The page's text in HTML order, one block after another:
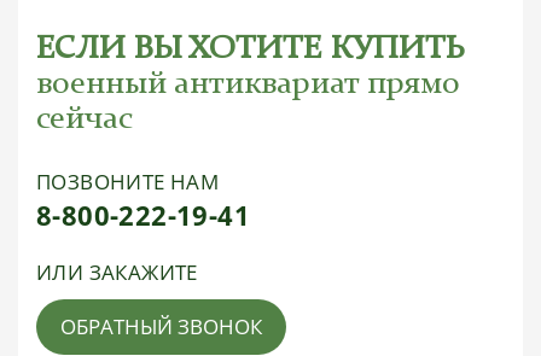
ЕСЛИ ВЫ ХОТИТЕ КУПИТЬ
военный антиквариат прямо
сейчас
ПОЗВОНИТЕ НАМ
8-800-222-19-41
ИЛИ ЗАКАЖИТЕ
ОБРАТНЫЙ ЗВОНОК